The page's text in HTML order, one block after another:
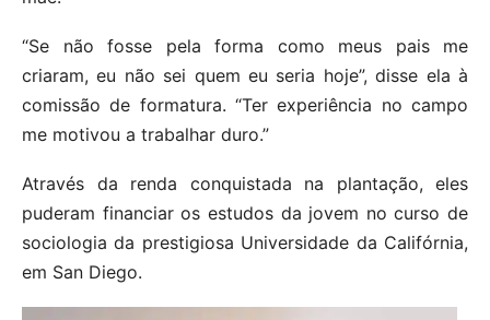
“Se não fosse pela forma como meus pais me
criaram, eu não sei quem eu seria hoje”, disse ela à
comissão de formatura. “Ter experiência no campo
me motivou a trabalhar duro.”
Através da renda conquistada na plantação, eles
puderam financiar os estudos da jovem no curso de
sociologia da prestigiosa Universidade da Califórnia,
em San Diego.